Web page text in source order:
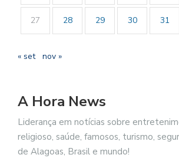
27 28 29 30 31
« set nov »
A Hora News
Liderança em notícias sobre
religioso, saúde, famosos, turismo,
de Alagoas, Brasil e mundo!